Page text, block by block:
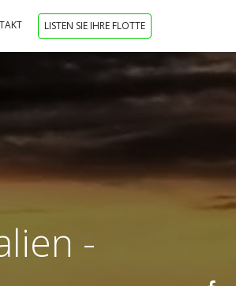
LISTEN SIE IHRE FLOTTE
-